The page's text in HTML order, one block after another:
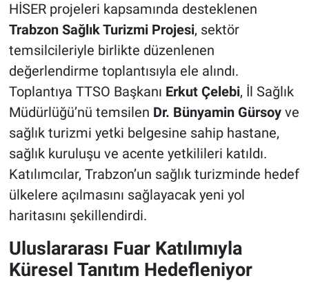
HİSER projeleri kapsamında desteklenen
Trabzon Sağlık Turizmi Projesi, sektör
temsilcileriyle birlikte düzenlenen
değerlendirme toplantısıyla ele alındı.
Toplantıya TTSO Başkanı Erkut Çelebi, İl Sağlık
Müdürlüğü’nü temsilen Dr. Bünyamin Gürsoyve
sağlık turizmi yetki belgesine sahip hastane,
sağlık kuruluşu ve acente yetkilileri katıldı.
Katılımcılar, Trabzon’un sağlık turizminde hedef
ülkelere açılmasını sağlayacak yeni yol
haritasını şekillendirdi.
Uluslararası Fuar Katılımıyla
Küresel Tanıtım Hedefleniyor